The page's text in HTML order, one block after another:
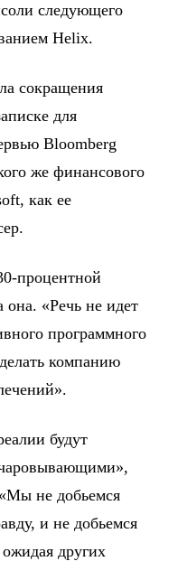
следующего
Helix.
сокращения
для
Bloomberg
же финансового
как ее
процентной
она. «Речь не идет
программного
компанию
будут
не добьемся
и не добьемся
других